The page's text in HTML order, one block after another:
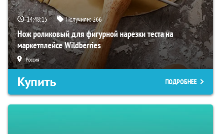
14:48:14 Получили:266
Нож роликовый для фигурной нарезки теста на
маркетплейсе Wildberries
Россия
Купить ПОДРОБНЕЕ